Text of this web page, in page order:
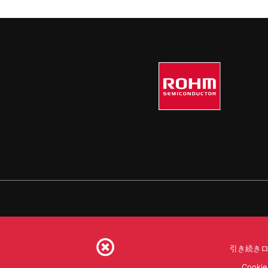
利用目的
引き続き